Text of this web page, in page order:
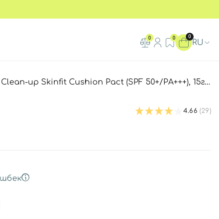
0 0 0
RU
up Skinfit Cushion Pact (SPF 50+/PA+++), 15г.+15г.
4.66(29)